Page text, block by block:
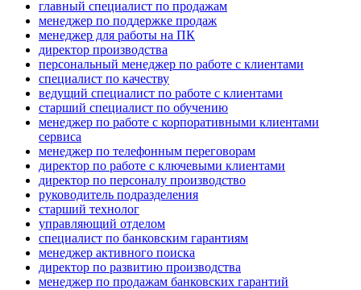
главный специалист по продажам
менеджер по поддержке продаж
менеджер для работы на ПК
директор производства
персональный менеджер по работе с клиентами
специалист по качеству
ведущий специалист по работе с клиентами
старший специалист по обучению
менеджер по работе с корпоративными клиентами
сервиса
менеджер по телефонным переговорам
директор по работе с ключевыми клиентами
директор по персоналу производство
руководитель подразделения
старший технолог
управляющий отделом
специалист по банковским гарантиям
менеджер активного поиска
директор по развитию производства
менеджер по продажам банковских гарантий